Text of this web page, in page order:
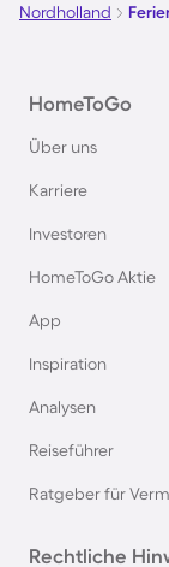
Ferienparks
Ferienparks
Ferienparks
Ferienparks in
Seenplatte
Nordholland
HomeToGo
Über uns
Karriere
Investoren
HomeToGo Aktie
App
Inspiration
Analysen
Reiseführer
Ratgeber für
Rechtliche